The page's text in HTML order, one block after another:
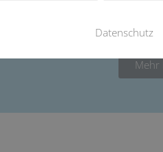
Mehr
Datenschutz